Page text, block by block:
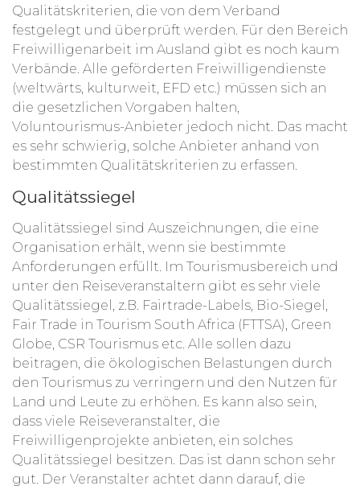
Qualitätskriterien, die von dem Verband
festgelegt und überprüft werden. Für den Bereich
Freiwilligenarbeit im Ausland gibt es noch kaum
Verbände. Alle geförderten Freiwilligendienste
(weltwärts, kulturweit, EFD etc.) müssen sich an
die gesetzlichen Vorgaben halten,
Voluntourismus-Anbieter jedoch nicht. Das macht
es sehr schwierig, solche Anbieter anhand von
bestimmten Qualitätskriterien zu erfassen.
Qualitätssiegel
Qualitätssiegel sind Auszeichnungen, die eine
Organisation erhält, wenn sie bestimmte
Anforderungen erfüllt. Im Tourismusbereich und
unter den Reiseveranstaltern gibt es sehr viele
Qualitätssiegel, z.B. Fairtrade-Labels, Bio-Siegel,
Fair Trade in Tourism South Africa (FTTSA), Green
Globe, CSR Tourismus etc. Alle sollen dazu
beitragen, die ökologischen Belastungen durch
den Tourismus zu verringern und den Nutzen für
Land und Leute zu erhöhen. Es kann also sein,
dass viele Reiseveranstalter, die
Freiwilligenprojekte anbieten, ein solches
Qualitätssiegel besitzen. Das ist dann schon sehr
gut. Der Veranstalter achtet dann darauf, die